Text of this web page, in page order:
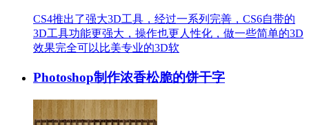
CS4推出了强大3D工具，经过一系列完善，CS6自带的
3D工具功能更强大，操作也更人性化，做一些简单的3D
效果完全可以比美专业的3D软
Photoshop制作浓香松脆的饼干字